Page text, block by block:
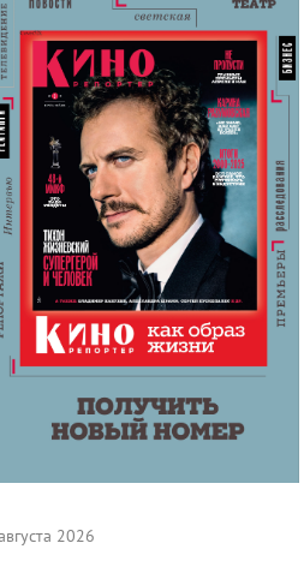
2026